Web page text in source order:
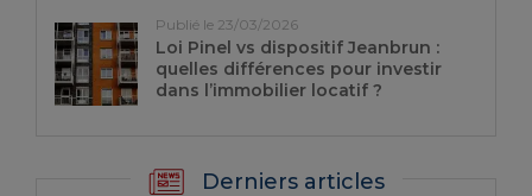
Publié le 23/03/2026
Loi Pinel vs dispositif Jeanbrun :
quelles différences pour investir
dans l’immobilier locatif ?
Derniers articles